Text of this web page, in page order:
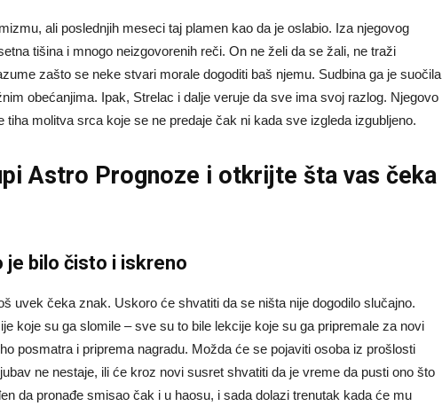
ali poslednjih meseci taj plamen kao da je oslabio. Iza njegovog
tišina i mnogo neizgovorenih reči. On ne želi da se žali, ne traži
zašto se neke stvari morale dogoditi baš njemu. Sudbina ga je suočila
obećanjima. Ipak, Strelac i dalje veruje da sve ima svoj razlog. Njegovo
tiha molitva srca koje se ne predaje čak ni kada sve izgleda izgubljeno.
Astro Prognoze i otkrijte šta vas čeka
je bilo čisto i iskreno
uvek čeka znak. Uskoro će shvatiti da se ništa nije dogodilo slučajno.
koje su ga slomile – sve su to bile lekcije koje su ga pripremale za novi
posmatra i priprema nagradu. Možda će se pojaviti osoba iz prošlosti
ne nestaje, ili će kroz novi susret shvatiti da je vreme da pusti ono što
da pronađe smisao čak i u haosu, i sada dolazi trenutak kada će mu